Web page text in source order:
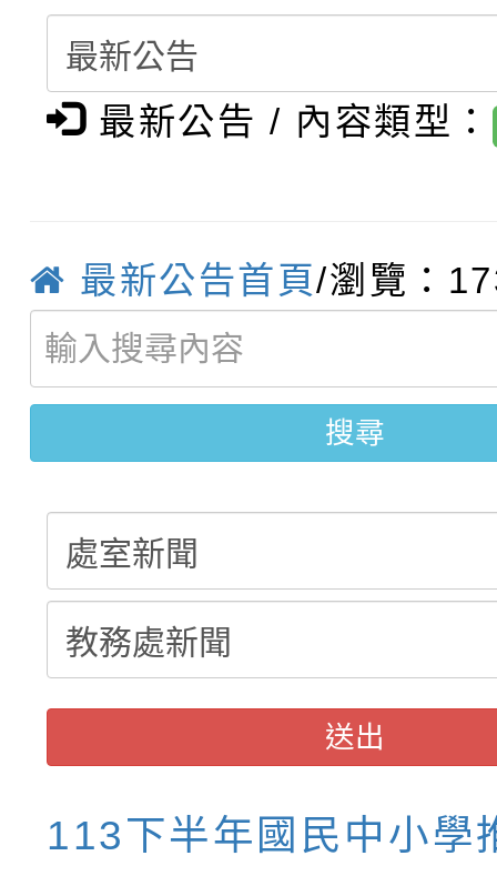
結果(第12招)
賽及師生本土語及新住
賽實施要點
轉知：「桃園市115學
比賽實施要點」
轉知：「115年金融知
動辦法」
轉知臺中市政府政風處
畫影片一案
劇比賽實施要點」及修
表
轉知：桃園市115年度
敬師藝文競賽』實施計
【甄選結果(第11招)】
學年度第1學期第7次代
結果(第11招)
【甄選結果(第3招)】
學年度第1學期第9次代
結果(第3招)
最新公告 / 內容類型：
最新公告首頁/瀏覽：
搜尋
送出
113下半年國民中小學